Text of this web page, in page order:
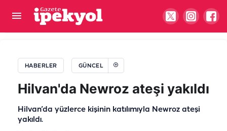
HABERLER GÜNCEL
Hilvan'da Newroz ateşi yakıldı
Hilvan’da yüzlerce kişinin katılımıyla Newroz ateşi
yakıldı.
Şanlıurfa’da icradan satışa çıktı! 57 bin